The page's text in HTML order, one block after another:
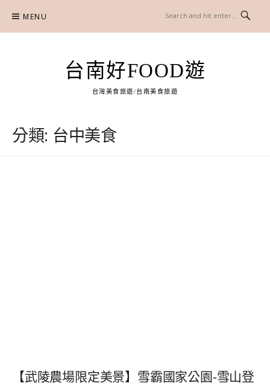
content
MENU
台南好FOOD遊
台灣美食旅遊/台南美食旅遊
分類: 台中美食
【武陵農場限定美景】雪霸國家公園-雪山登